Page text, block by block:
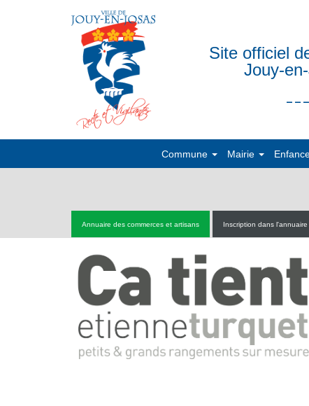
Site officiel
Jouy-
___
Commune Mairie
Annuaire des commerces et artisans Inscription dans